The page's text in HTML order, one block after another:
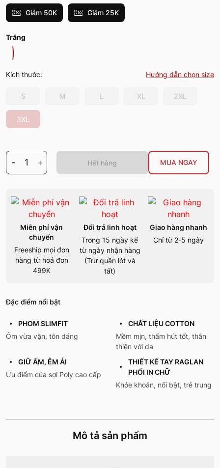
Giảm 50K Giảm 25K
Trắng
Kích thước: Hướng dẫn chọn size
S M L XL 2XL
3XL
- 1 + Hết hàng MUA NGAY
Miễn phí vận
chuyển
Freeship mọi đơn
hàng từ hoá đơn
499K
Đổi trả linh hoạt
Trong 15 ngày kể
từ ngày nhận hàng
(Trừ quần lót và
tất)
Giao hàng nhanh
Chỉ từ 2-5 ngày
Đặc điểm nổi bật
PHOM SLIMFIT
Ôm vừa vặn, tôn dáng
CHẤT LIỆU COTTON
Mềm mịn, thấm hút tốt, thân
thiện với da
GIỮ ẤM, ÊM ÁI
Ưu điểm của sợi Poly cao cấp
THIẾT KẾ TAY RAGLAN
PHỐI IN CHỮ
Khỏe khoắn, nổi bật, trẻ trung
Mô tả sản phẩm